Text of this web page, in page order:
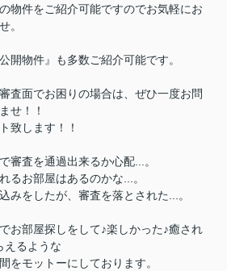
物件をご紹介可能ですのでお気軽にお
。
開物件』も多数ご紹介可能です。
査面でお困りの場合は、ぜひ一度お問
せ！！
致します！！
審査を通過出来るか心配...。
るお部屋はあるのかな...。
みをしたが、審査を落とされた...。
お部屋探しをして♪楽しかった♪癒され
えるような
をモットーにしております。